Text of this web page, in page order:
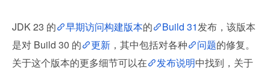
JDK 23 的 早期访问构建版本的 Build 31发布，该版本
是对 Build 30 的
更新 ，其中包括对各种 问题的修复。
关于这个版本的更多细节可以在
发布说明中找到，关于